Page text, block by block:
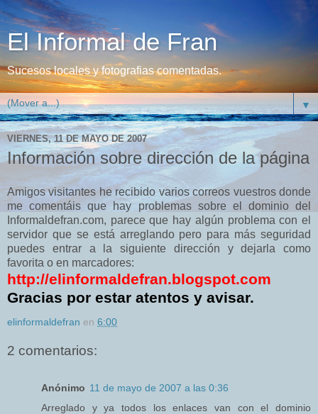
El Informal de Fran
Sucesos locales y fotografias comentadas.
▼
VIERNES, 11 DE MAYO DE 2007
Información sobre dirección de la página
Amigos visitantes he recibido varios correos vuestros donde
me comentáis que hay problemas sobre el dominio del
Informaldefran.com, parece que hay algún problema con el
servidor que se está arreglando pero para más seguridad
puedes entrar a la siguiente dirección y dejarla como
favorita o en marcadores:
http://elinformaldefran.blogspot.com
Gracias por estar atentos y avisar.
elinformaldefran en 6:00
2 comentarios:
Anónimo 11 de mayo de 2007 a las 0:36
Arreglado y ya todos los enlaces van con el dominio